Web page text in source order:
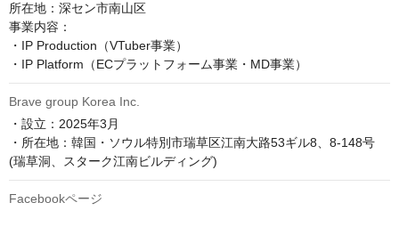
所在地：深セン市南山区
事業内容：
・IP Production（VTuber事業）
・IP Platform（ECプラットフォーム事業・MD事業）
Brave group Korea Inc.
・設立：2025年3月
・所在地：韓国・ソウル特別市瑞草区江南大路53ギル8、8-148号
(瑞草洞、スターク江南ビルディング)
Facebookページ